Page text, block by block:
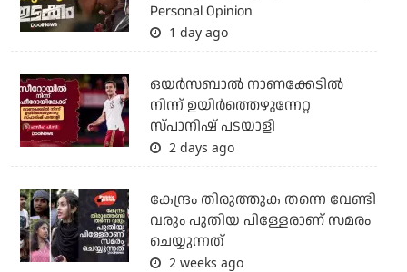
Personal Opinion
1 day ago
ഒയര്‍സബാൽ നാണക്കേടിൽ
നിന്ന് ഉയിർത്തെഴുന്നേറ്റ
സ്പാനിഷ് പടയാളി
2 days ago
കേന്ദ്രം തിരുത്തുക തന്നെ വേണ്ടി
വരും പുതിയ പിള്ളേരാണ് സമരം
ചെയ്യുന്നത്
2 weeks ago